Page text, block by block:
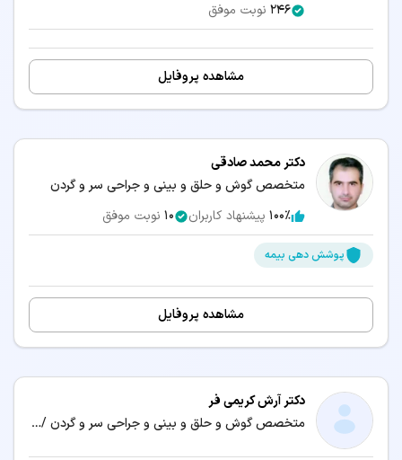
246 نوبت موفق
مشاهده پروفایل
دکتر محمد صادقی
متخصص گوش و حلق و بینی و جراحی سر و گردن
100٪ پیشنهاد کاربران 10 نوبت موفق
پوشش دهی بیمه
مشاهده پروفایل
دکتر آرش کریمی فر
متخصص گوش و حلق و بینی و جراحی سر و گردن / دکترای حرفه‌ای پزشکی